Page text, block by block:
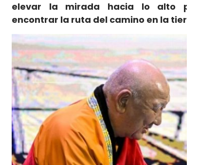
elevar la mirada hacia lo alto para
encontrar la ruta del camino en la tierra